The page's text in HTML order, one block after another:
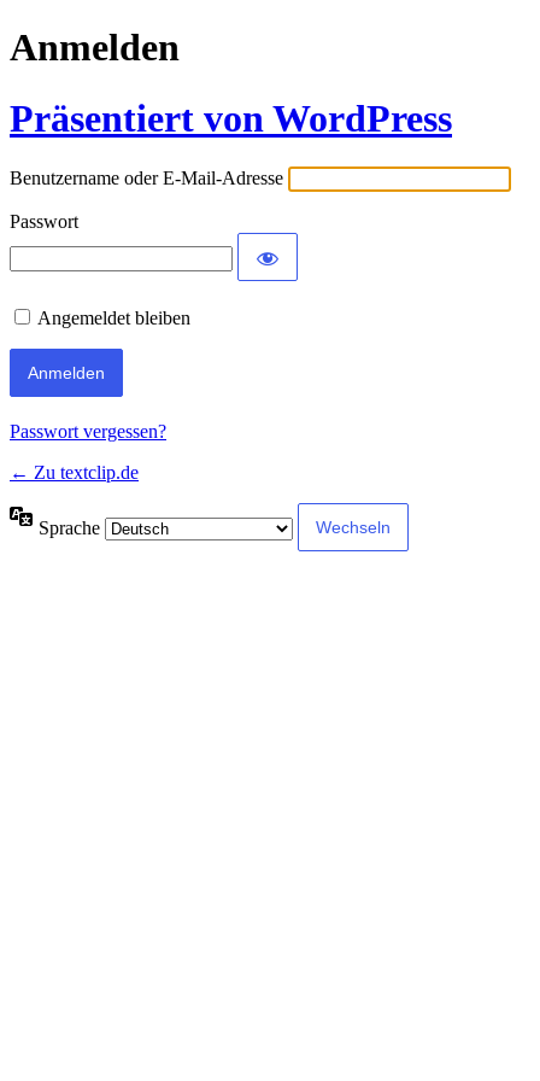
Anmelden
Präsentiert von WordPress
Benutzername oder E-Mail-Adresse
Passwort
Angemeldet bleiben
Passwort vergessen?
← Zu textclip.de
Sprache